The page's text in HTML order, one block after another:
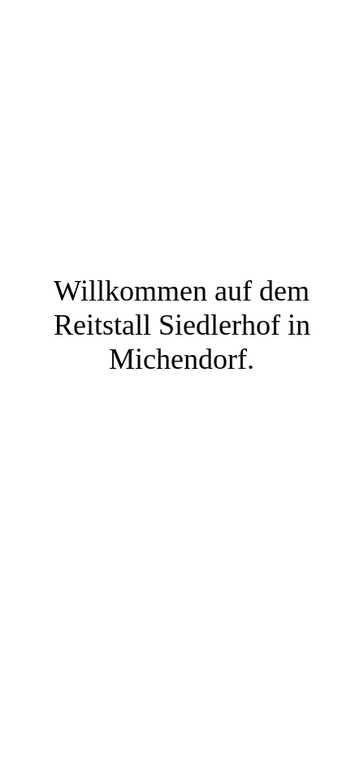
Willkommen auf dem
Reitstall Siedlerhof in
Michendorf.